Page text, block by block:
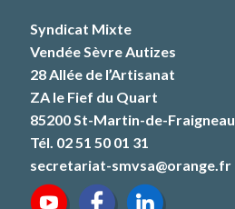
Syndicat Mixte
Vendée Sèvre Autizes
28 Allée de l’Artisanat
ZA le Fief du Quart
85200 St-Martin-de-Fraigneau
Tél. 02 51 50 01 31
secretariat-smvsa@orange.fr